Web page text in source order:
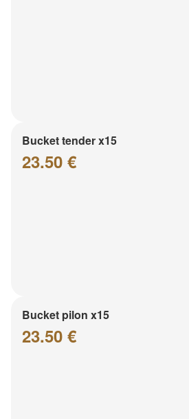
Bucket tender x15
23.50 €
Bucket pilon x15
23.50 €